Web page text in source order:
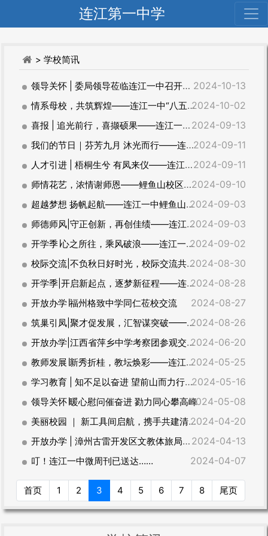
连江第一中学
> 学校简讯
领导关怀 | 委局领导莅临连江一中召开调研工作会议 2024-10-13
情系母校，共筑辉煌——连江一中“八五奖助金”发放仪式报道 2024-10-02
喜报 | 追光前行，喜撷硕果——连江一中在第40个教师节表彰大会上荣膺多项表彰 2024-09-13
我们的节日｜芬芳九月 沐光而行——连江一中隆重庆祝第40个教师节暨表彰大会 2024-09-11
人才引进 | 梧桐生兮 有凤来仪——连江一中举行2024届市基础教育类引进生交流对接活动 2024-09-11
师情花艺，浓情谢师恩——鲤鱼山校区庆祝第40个教师节活动 2024-09-10
超越梦想 扬帆起航——连江一中鲤鱼山校区开学典礼 2024-09-03
师德师风|守正创新，再创佳绩——连江一中召开 2024 秋季教工开门会议 2024-09-03
开学季∣心之所往，乘风破浪——连江一中举行2024 年秋季学期开学典礼 2024-09-02
校际交流|不负秋日好时光，校际交流共成长——福州二中教育集团一行莅临我校交流互鉴 2024-08-30
开学季|开启新起点，逐梦新征程——连江一中初高中起始年段新生今儿来报到了 2024-08-28
开放办学∣福州格致中学同仁莅校交流 2024-08-27
筑巢引凤|聚才促发展，汇智谋突破——2024届福州市基础教育类引进生赴连江一中调研 2024-08-26
开放办学|江西省萍乡中学考察团参观交流连江一中 2024-06-20
教师发展∣新秀折桂，教坛焕彩——连江一中举行2024年青年教师“教坛新秀”比武颁奖仪式 2024-05-25
学习教育 | 知不足以奋进 望前山而力行——连江一中召开提升教育教学质量工作总结部署会 2024-05-16
领导关怀∣暖心慰问催奋进 勠力同心攀高峰2024-05-08
美丽校园 ｜ 新工具间启航，携手共建清新学府 2024-04-20
开放办学 | 漳州古雷开发区文教体旅局领导莅临一中参观交流 2024-04-13
叮！连江一中微周刊已送达…… 2024-04-07
首页 1 2 3 4 5 6 7 8 尾页